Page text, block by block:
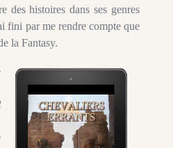
des histoires dans ses genres
fini par me rendre compte que
la Fantasy.